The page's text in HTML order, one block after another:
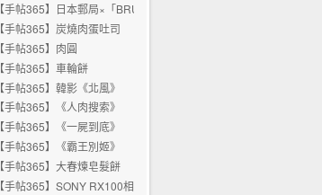
【手帖365】日本郵局×「BRUTUS」雜誌甜點紀念郵票
【手帖365】炭燒肉蛋吐司
【手帖365】肉圓
【手帖365】車輪餅
【手帖365】韓影《北風》
【手帖365】《人肉搜索》
【手帖365】《一屍到底》
【手帖365】《霸王別姬》
【手帖365】大春煉皂髮餅
【手帖365】SONY RX100相機